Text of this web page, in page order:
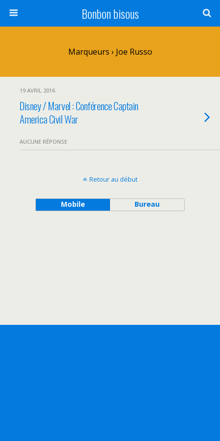
Bonbon bisous
Marqueurs › Joe Russo
19 AVRIL 2016
Disney / Marvel : Conférence Captain
America Civil War
AUCUNE RÉPONSE
Retour au début
Mobile Bureau